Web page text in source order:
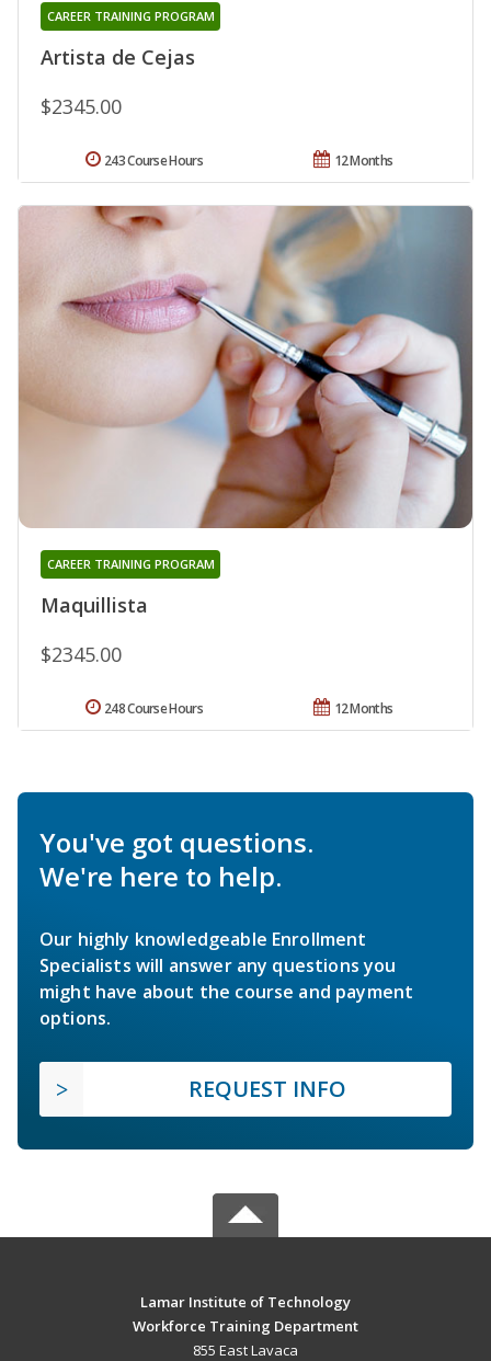
Artista de Cejas
CAREER TRAINING PROGRAM
$2345.00
12 Months
243 Course Hours
Maquillista
CAREER TRAINING PROGRAM
$2345.00
12 Months
248 Course Hours
You've got questions.
We're here to help.
Our highly knowledgeable Enrollment
Specialists will answer any questions you
might have about the course and payment
options.
REQUEST INFO
Lamar Institute of Technology
Workforce Training Department
855 East Lavaca